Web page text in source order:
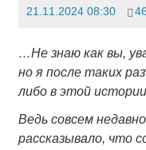
21.11.2024 08:30
…Не знаю как вы,
но я после таких
либо в этой
Ведь совсем
рассказывало, что